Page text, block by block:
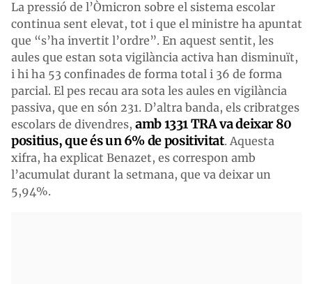
La pressió de l’Òmicron sobre el sistema escolar
continua sent elevat, tot i que el ministre ha apuntat
que “s’ha invertit l’ordre”. En aquest sentit, les
aules que estan sota vigilància activa han disminuït,
i hi ha 53 confinades de forma total i 36 de forma
parcial. El pes recau ara sota les aules en vigilància
passiva, que en són 231. D’altra banda, els cribratges
escolars de divendres, amb 1331 TRA va deixar 80
positius, que és un 6% de positivitat. Aquesta
xifra, ha explicat Benazet, es correspon amb
l’acumulat durant la setmana, que va deixar un
5,94%.